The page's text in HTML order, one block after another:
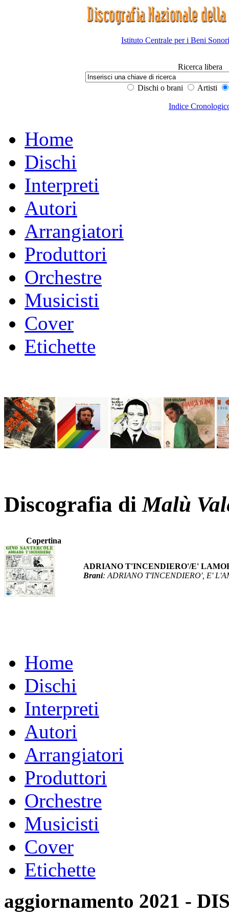
Istituto Centrale per i Beni
Ricerca libera
Dischi o brani Artisti
Indice
Home
Dischi
Interpreti
Autori
Arrangiatori
Produttori
Orchestre
Musicisti
Cover
Etichette
Discografia diMalù
Copertina
ADRIANO T'INCENDIERO'/E'
Brani: ADRIANO T'INCENDIERO', E'
Home
Dischi
Interpreti
Autori
Arrangiatori
Produttori
Orchestre
Musicisti
Cover
Etichette
aggiornamento 2021 -